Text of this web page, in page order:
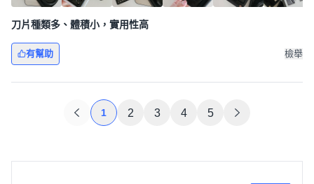
刀片種類多、體積小，實用性高
有幫助 檢舉
1 2 3 4 5